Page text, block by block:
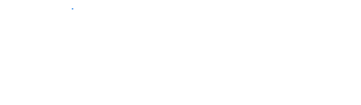
Mulai sekarang